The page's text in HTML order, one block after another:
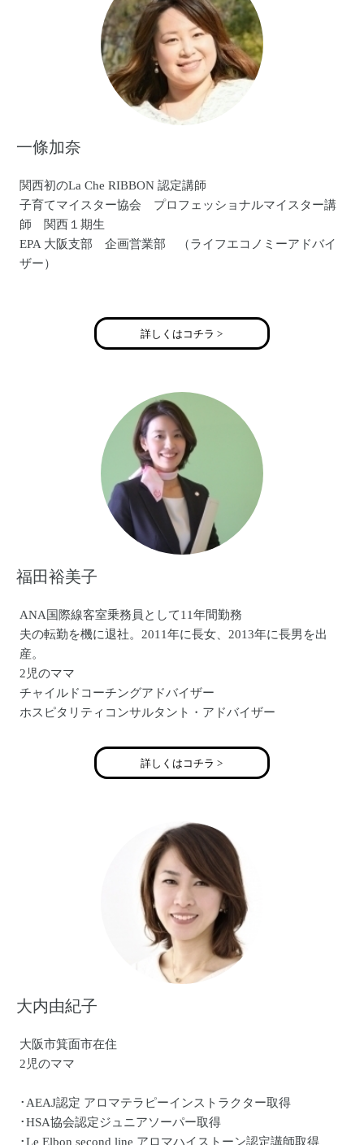
一條加奈
関西初のLa Che RIBBON 認定講師
子育てマイスター協会 プロフェッショナルマイスター講
師 関西１期生
EPA 大阪支部 企画営業部 （ライフエコノミーアドバイ
ザー）
２０１７年からは
デザイン事業 （Webデザイン関連）
ネット通販事業 （楽天市場出店）
各種企業様との提携
と、事業内容拡大して活動スタートしました
H.P. http://ichika-ribbon.com
詳しくはコチラ >
福田裕美子
ANA国際線客室乗務員として11年間勤務
夫の転勤を機に退社。2011年に長女、2013年に長男を出
産。
2児のママ
チャイルドコーチングアドバイザー
ホスピタリティコンサルタント・アドバイザー
チャイルドコーチングアドバイザー
ホスピタリティコンサルタント・アドバイザー
ホスピタリティに重点をおいた職場作りやホスピタリティ
を深く掘り下げながらマナーや接遇を教える講師
詳しくはコチラ >
大内由紀子
大阪市箕面市在住
2児のママ
･AEAJ認定 アロマテラピーインストラクター取得
･HSA協会認定ジュニアソーパー取得
･Le Elbon second line アロマハイストーン認定講師取得